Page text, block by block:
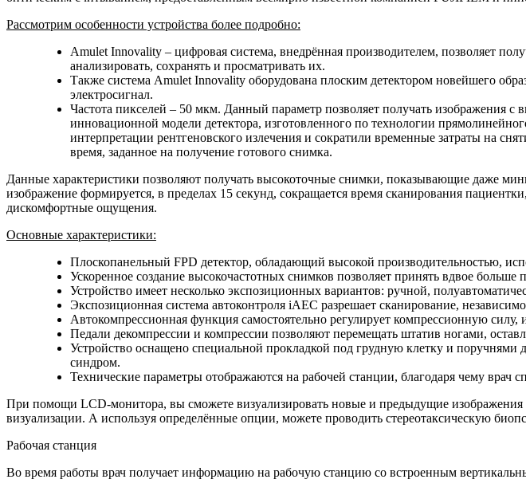
Рассмотрим особенности устройства более подробно:
Amulet Innovality – цифровая система, внедрённая производителем, позволяет
анализировать, сохранять и просматривать их.
Также система Amulet Innovality оборудована плоским детектором новейшего
электросигнал.
Частота пикселей – 50 мкм. Данный параметр позволяет получать изображения
инновационной модели детектора, изготовленного по технологии
интерпретации рентгеновского излечения и сократили временные затраты на
время, заданное на получение готового снимка.
Данные характеристики позволяют получать высокоточные снимки, показывающие даже
изображение формируется, в пределах 15 секунд, сокращается время сканирования
дискомфортные ощущения.
Основные характеристики:
Плоскопанельный FPD детектор, обладающий высокой производительностью,
Ускоренное создание высокочастотных снимков позволяет принять вдвое больше
Устройство имеет несколько экспозиционных вариантов: ручной,
Экспозиционная система автоконтроля iAEC разрешает сканирование,
Автокомпрессионная функция самостоятельно регулирует компрессионную
Педали декомпрессии и компрессии позволяют перемещать штатив ногами,
Устройство оснащено специальной прокладкой под грудную клетку и
синдром.
Технические параметры отображаются на рабочей станции, благодаря чему врач
При помощи LCD-монитора, вы сможете визуализировать новые и предыдущие изображения
визуализации. А используя определённые опции, можете проводить стереотаксическую
Рабочая станция
Во время работы врач получает информацию на рабочую станцию со встроенным